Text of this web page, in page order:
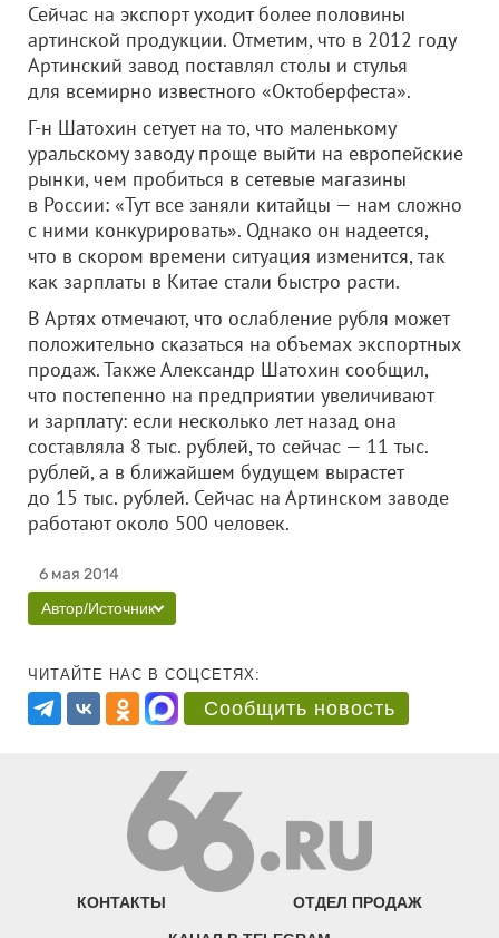
Сейчас на экспорт уходит более половины
артинской продукции. Отметим, что в 2012 году
Артинский завод поставлял столы и стулья
для всемирно известного «Октоберфеста».
Г-н Шатохин сетует на то, что маленькому
уральскому заводу проще выйти на европейские
рынки, чем пробиться в сетевые магазины
в России: «Тут все заняли китайцы — нам сложно
с ними конкурировать». Однако он надеется,
что в скором времени ситуация изменится, так
как зарплаты в Китае стали быстро расти.
В Артях отмечают, что ослабление рубля может
положительно сказаться на объемах экспортных
продаж. Также Александр Шатохин сообщил,
что постепенно на предприятии увеличивают
и зарплату: если несколько лет назад она
составляла 8 тыс. рублей, то сейчас — 11 тыс.
рублей, а в ближайшем будущем вырастет
до 15 тыс. рублей. Сейчас на Артинском заводе
работают около 500 человек.
6 мая 2014
Автор/Источник
ЧИТАЙТЕ НАС В СОЦСЕТЯХ:
Сообщить новость
КОНТАКТЫ ОТДЕЛ ПРОДАЖ